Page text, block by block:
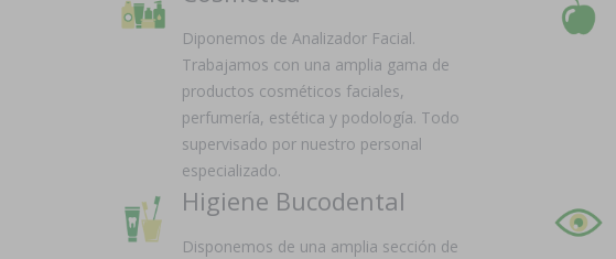
Diponemos de Analizador Facial.
Trabajamos con una amplia gama de
productos cosméticos faciales,
perfumería, estética y podología. Todo
supervisado por nuestro personal
especializado.
Higiene Bucodental
Disponemos de una amplia sección de